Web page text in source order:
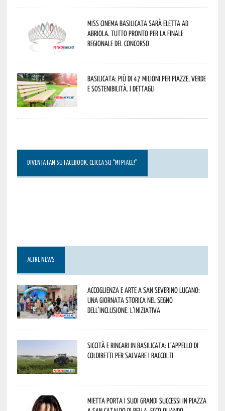
Miss Cinema Basilicata sarà eletta ad
Abriola. Tutto pronto per la finale
regionale del concorso
Basilicata: più di 47 milioni per piazze, verde
e sostenibilità. I dettagli
DIVENTA FAN SU FACEBOOK, CLICCA SU “MI PIACE!”
ALTRE NEWS
Accoglienza e arte a San Severino Lucano:
una giornata storica nel segno
dell’inclusione. L’iniziativa
Siccità e rincari in Basilicata: l’appello di
Coldiretti per salvare i raccolti
Mietta porta i suoi grandi successi in piazza